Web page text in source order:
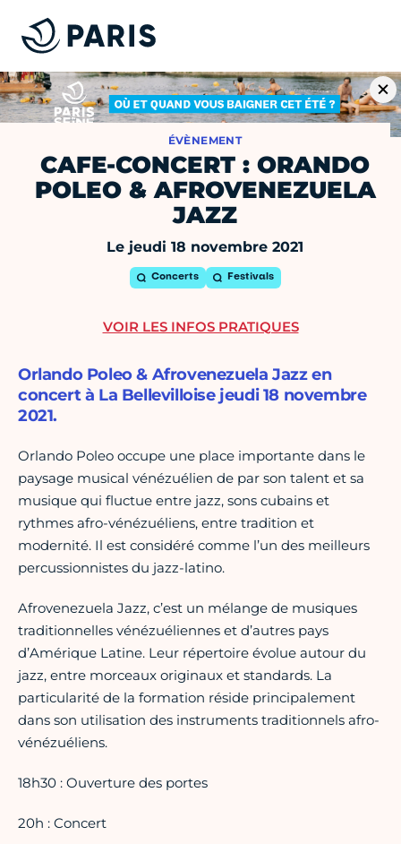
ÉVÈNEMENT
CAFE-CONCERT : ORANDO
POLEO & AFROVENEZUELA
JAZZ
Le jeudi 18 novembre 2021
Concerts Festivals
Orlando Poleo & Afrovenezuela Jazz en
concert à La Bellevilloise jeudi 18 novembre
2021.
Orlando Poleo occupe une place importante dans le
paysage musical vénézuélien de par son talent et sa
musique qui fluctue entre jazz, sons cubains et
rythmes afro-vénézuéliens, entre tradition et
modernité. Il est considéré comme l’un des meilleurs
percussionnistes du jazz-latino.
Afrovenezuela Jazz, c’est un mélange de musiques
traditionnelles vénézuéliennes et d’autres pays
d’Amérique Latine. Leur répertoire évolue autour du
jazz, entre morceaux originaux et standards. La
particularité de la formation réside principalement
dans son utilisation des instruments traditionnels afro-
vénézuéliens.
18h30 : Ouverture des portes
20h : Concert
VOIR LES INFOS PRATIQUES